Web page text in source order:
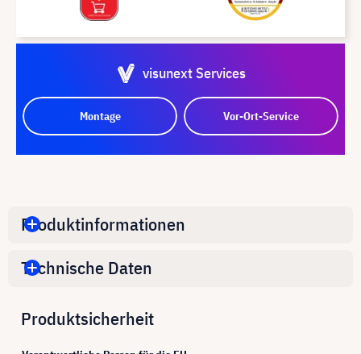
visunext Services
Montage Vor-Ort-Service
Produktinformationen
Technische Daten
Produktsicherheit